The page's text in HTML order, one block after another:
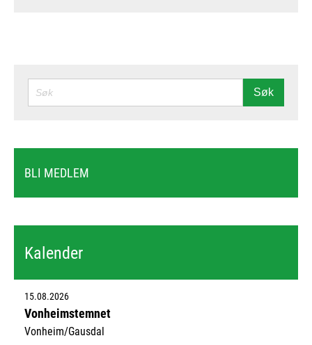
SØK Søk
BLI MEDLEM
Kalender
15.08.2026
Vonheimstemnet
Vonheim/Gausdal